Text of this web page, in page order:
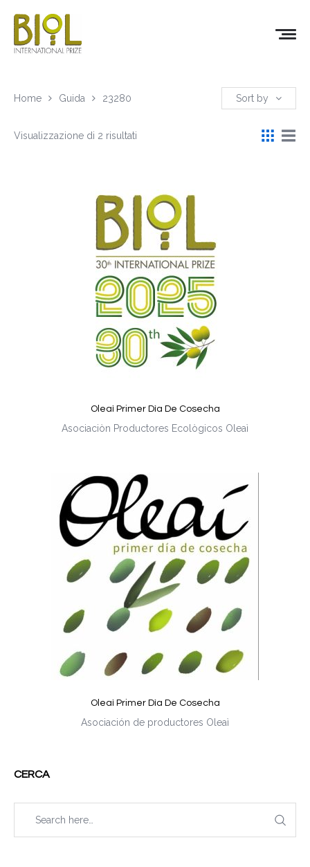
Home Guida 23280 Sort by
Visualizzazione di 2 risultati
Oleaì Primer Dìa De Cosecha
Asociaciòn Productores Ecològicos Oleaì
Oleaì Primer Dìa De Cosecha
Asociación de productores Oleaì
CERCA